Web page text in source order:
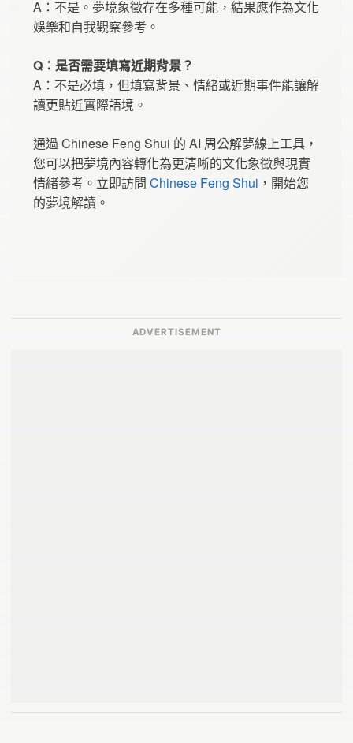
A：不是。夢境象徵存在多種可能，結果應作為文化
娛樂和自我觀察參考。
Q：是否需要填寫近期背景？
A：不是必填，但填寫背景、情緒或近期事件能讓解
讀更貼近實際語境。
通過 Chinese Feng Shui 的 AI 周公解夢線上工具，
您可以把夢境內容轉化為更清晰的文化象徵與現實
情緒參考。立即訪問 Chinese Feng Shui ，開始您
的夢境解讀。